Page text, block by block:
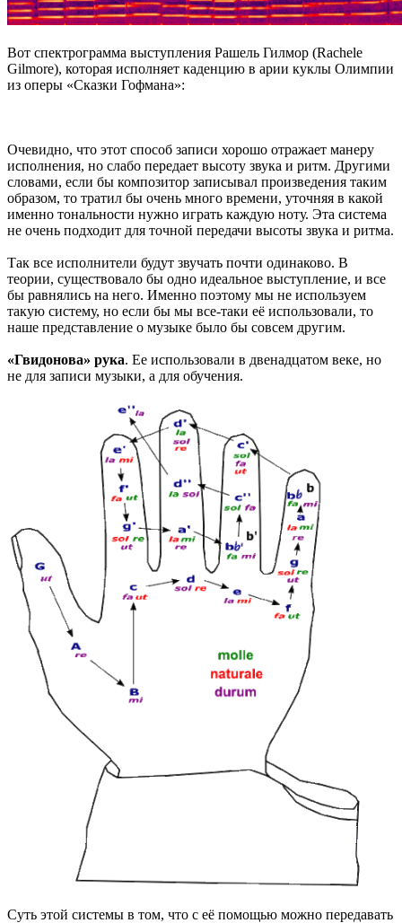
Вот спектрограмма выступления Рашель Гилмор (Rachele
Gilmore), которая исполняет каденцию в арии куклы Олимпии
из оперы «Сказки Гофмана»:
Очевидно, что этот способ записи хорошо отражает манеру
исполнения, но слабо передает высоту звука и ритм. Другими
словами, если бы композитор записывал произведения таким
образом, то тратил бы очень много времени, уточняя в какой
именно тональности нужно играть каждую ноту. Эта система
не очень подходит для точной передачи высоты звука и ритма.
Так все исполнители будут звучать почти одинаково. В
теории, существовало бы одно идеальное выступление, и все
бы равнялись на него. Именно поэтому мы не используем
такую систему, но если бы мы все-таки её использовали, то
наше представление о музыке было бы совсем другим.
«Гвидонова» рука. Ее использовали в двенадцатом веке, но
не для записи музыки, а для обучения.
Суть этой системы в том, что с её помощью можно передавать